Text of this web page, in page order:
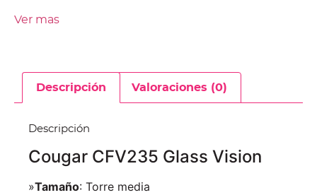
Ver mas
Descripción Valoraciones (0)
Descripción
Cougar CFV235 Glass Vision
»Tamaño: Torre media